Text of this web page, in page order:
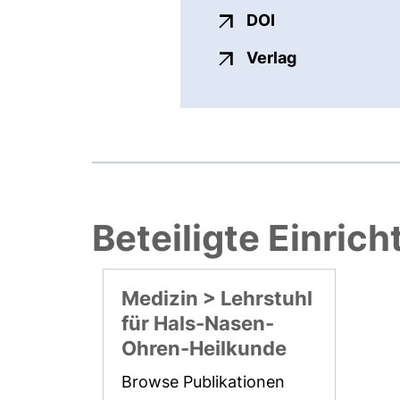
DOI
Verlagexterner
Beteiligte
Medizin > Lehrstuhl
für Hals-Nasen-
Ohren-Heilkunde
Browse Publikationen